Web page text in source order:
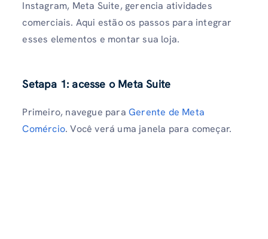
Instagram, Meta Suite, gerencia atividades
comerciais. Aqui estão os passos para integrar
esses elementos e montar sua loja.
Setapa 1: acesse o Meta Suite
Primeiro, navegue para Gerente de Meta
Comércio. Você verá uma janela para começar.